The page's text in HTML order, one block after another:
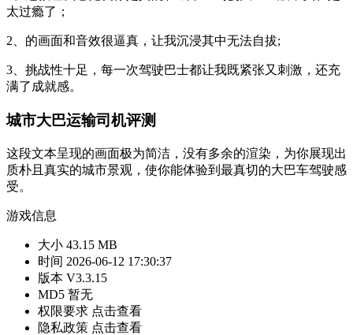
太过瘾了；
2、的画面和音效很逼真，让我沉浸其中无法自拔;
3、挑战性十足，每一次驾驶巴士都让我既紧张又刺激，还充
满了成就感。
城市大巴运输司机评测
这段文本呈现的画面极为简洁，没有多余的渲染，为你展现出
质朴且真实的城市景观，使你能体验到最真切的大巴车驾驶感
受。
游戏信息
大小 43.15 MB
时间 2026-06-12 17:30:37
版本 V3.3.15
MD5 暂无
权限要求 点击查看
隐私政策 点击查看